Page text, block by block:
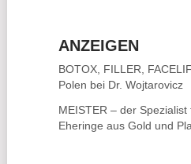
ANZEIGEN
BOTOX, FILLER,
Polen bei Dr. Wojtarovicz
MEISTER – der Spezialist
Eheringe aus Gold und